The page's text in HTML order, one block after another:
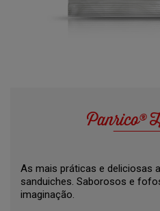
Panrico®
As mais práticas e deliciosas
sanduiches. Saborosos e
imaginação.